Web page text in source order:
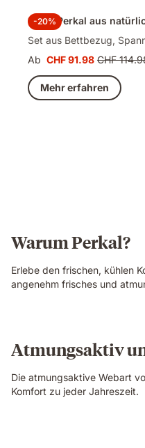
-20%
100% Perkal aus
Set aus Bettbezug,
Ab Preis
CHF 91.98
CHF 91.98
Preis
CHF 114.98
CHF
Mehr erfahren
Warum Perkal?
Erlebe den frischen, kühlen
angenehm frisches und
Atmungsaktiv
Die atmungsaktive Webart
Komfort zu jeder Jahreszeit.